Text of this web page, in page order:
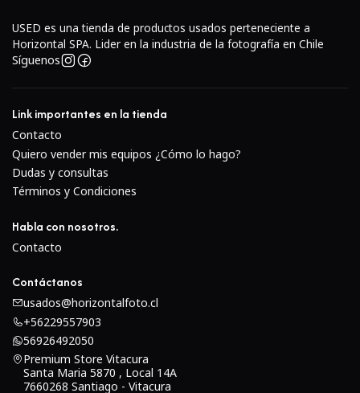
Se incorpora un elemento asférico en el diseño de la
lente para reducir el astigmatismo, la curvatura del
reducir la curvatura y las distorsiones de campo para
una calidad de imagen más consistente de borde a
borde.
USED es una tienda de productos usados perteneciente a
Horizontal SPA. Lider en la industria de la fotografía en Chile
Síguenos
Link importantes en la tienda
Contacto
Quiero vender mis equipos ¿Cómo lo hago?
Dudas y consultas
Términos y Condiciones
Habla con nosotros.
Contacto
Contáctanos
usados@horizontalfoto.cl
+56229557903
56926492050
Premium Store Vitacura
Santa Maria 5870 , Local 14A
7660268 Santiago - Vitacura